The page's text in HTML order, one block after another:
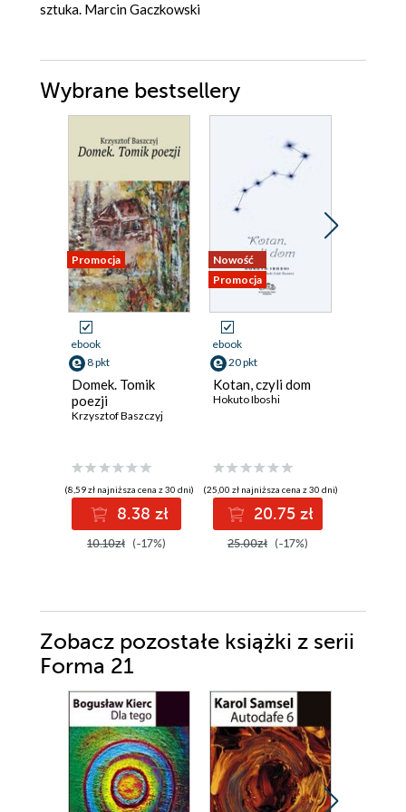
sztuka. Marcin Gaczkowski
Wybrane bestsellery
Promocja
ebook
8 pkt
Domek. Tomik
poezji
Krzysztof Baszczyj
(8,59 zł najniższa cena z 30 dni)
8.38 zł
10.10zł (-17%)
Nowość
Promocja
ebook
20 pkt
Kotan, czyli dom
Hokuto Iboshi
(25,00 zł najniższa cena z 30 dni)
20.75 zł
25.00zł (-17%)
Zobacz pozostałe książki z serii
Forma 21